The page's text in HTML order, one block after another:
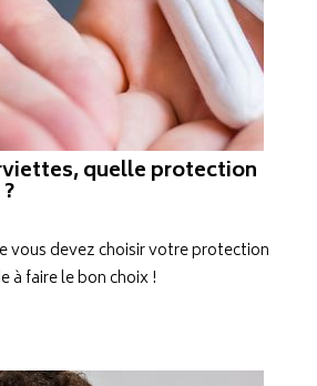
quelle protection
vous devez choisir votre protection
à faire le bon choix !